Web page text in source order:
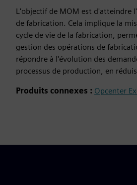
L'objectif de MOM est d'atteindre
de fabrication. Cela implique la
cycle de vie de la fabrication,
gestion des opérations de
répondre à l'évolution des
processus de production, en
Produits connexes : Opcenter